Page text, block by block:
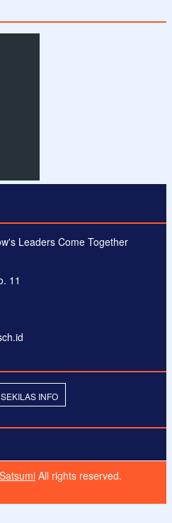
Leaders Come Together
11
SEKILAS INFO
All rights reserved.